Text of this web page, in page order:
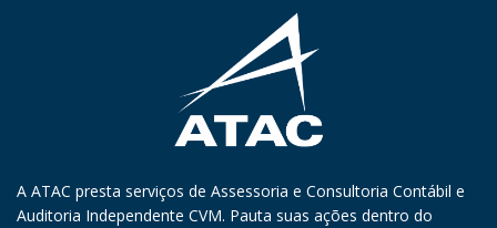
A ATAC presta serviços de Assessoria e Consultoria Contábil e
Auditoria Independente CVM. Pauta suas ações dentro do